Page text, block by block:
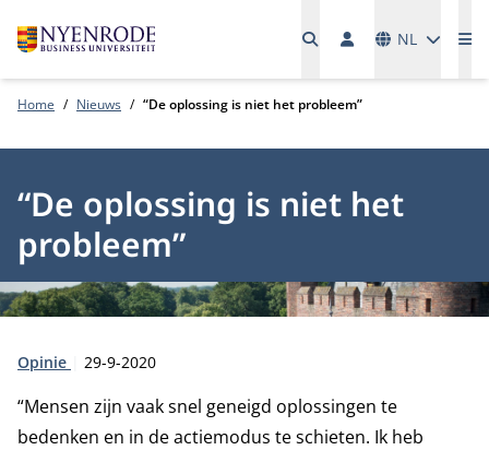
NL
Home Nieuws “De oplossing is niet het probleem”
“De oplossing is niet het
probleem”
Type:
Opinie Publicatiedatum:
29-9-2020
“Mensen zijn vaak snel geneigd oplossingen te
bedenken en in de actiemodus te schieten. Ik heb